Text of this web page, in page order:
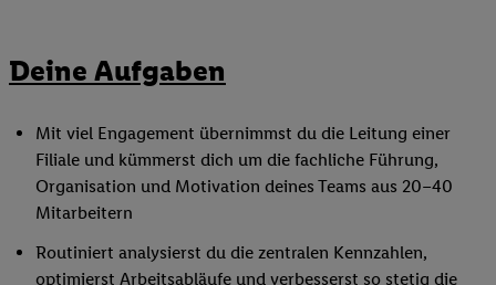
Deine Aufgaben
Mit viel Engagement übernimmst du die Leitung einer
Filiale und kümmerst dich um die fachliche Führung,
Organisation und Motivation deines Teams aus 20–40
Mitarbeitern
Routiniert analysierst du die zentralen Kennzahlen,
optimierst Arbeitsabläufe und verbesserst so stetig die